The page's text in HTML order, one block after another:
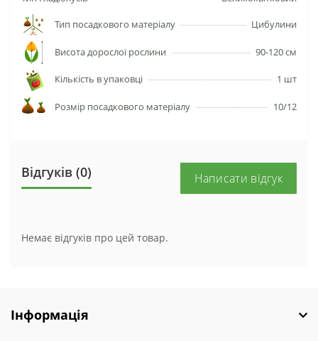
Тип посадкового матеріалу Цибулини
Висота дорослої рослини 90-120 см
Кількість в упаковці 1 шт
Розмір посадкового матеріалу 10/12
Відгуків (0) Написати відгук
Немає відгуків про цей товар.
Інформація